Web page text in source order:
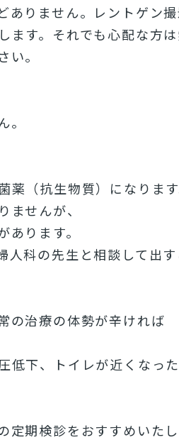
りません。レントゲン
す。それでも心配な方
。
（抗生物質）になります
せんが、
ります。
科の先生と相談して出す
の治療の体勢が辛ければ
下、トイレが近くなっ
期検診をおすすめいたし